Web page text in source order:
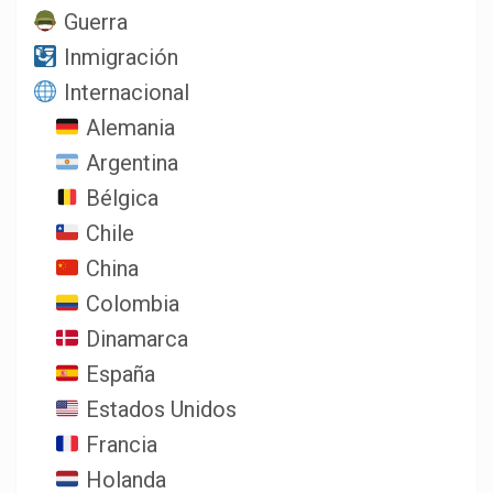
Guerra
Inmigración
Internacional
Alemania
Argentina
Bélgica
Chile
China
Colombia
Dinamarca
España
Estados Unidos
Francia
Holanda